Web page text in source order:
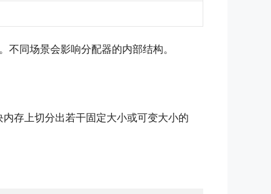
同场景会影响分配器的内部结构。
存上切分出若干固定大小或可变大小的